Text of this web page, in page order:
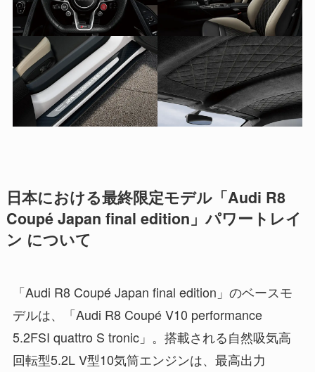
日本における最終限定モデル「Audi R8
Coupé Japan final edition」パワートレイ
ン について
「Audi R8 Coupé Japan final edition」のベースモ
デルは、「Audi R8 Coupé V10 performance
5.2FSI quattro S tronic」。搭載される自然吸気高
回転型5.2L V型10気筒エンジンは、最高出力